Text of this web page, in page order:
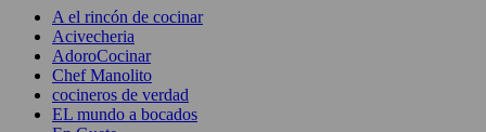
A el rincón de cocinar
Acivecheria
AdoroCocinar
Chef Manolito
cocineros de verdad
EL mundo a bocados